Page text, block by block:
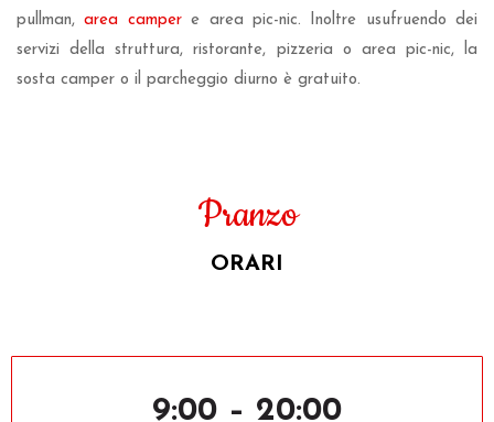
pullman,area campere area pic-nic. Inoltre usufruendo dei
servizi della struttura, ristorante, pizzeria o area pic-nic, la
sosta camper o il parcheggio diurno è gratuito.
Pranzo
ORARI
9:00 – 20:00